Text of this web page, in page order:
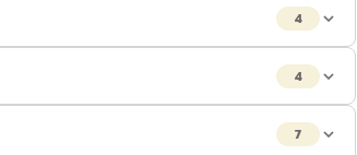
4
4
7